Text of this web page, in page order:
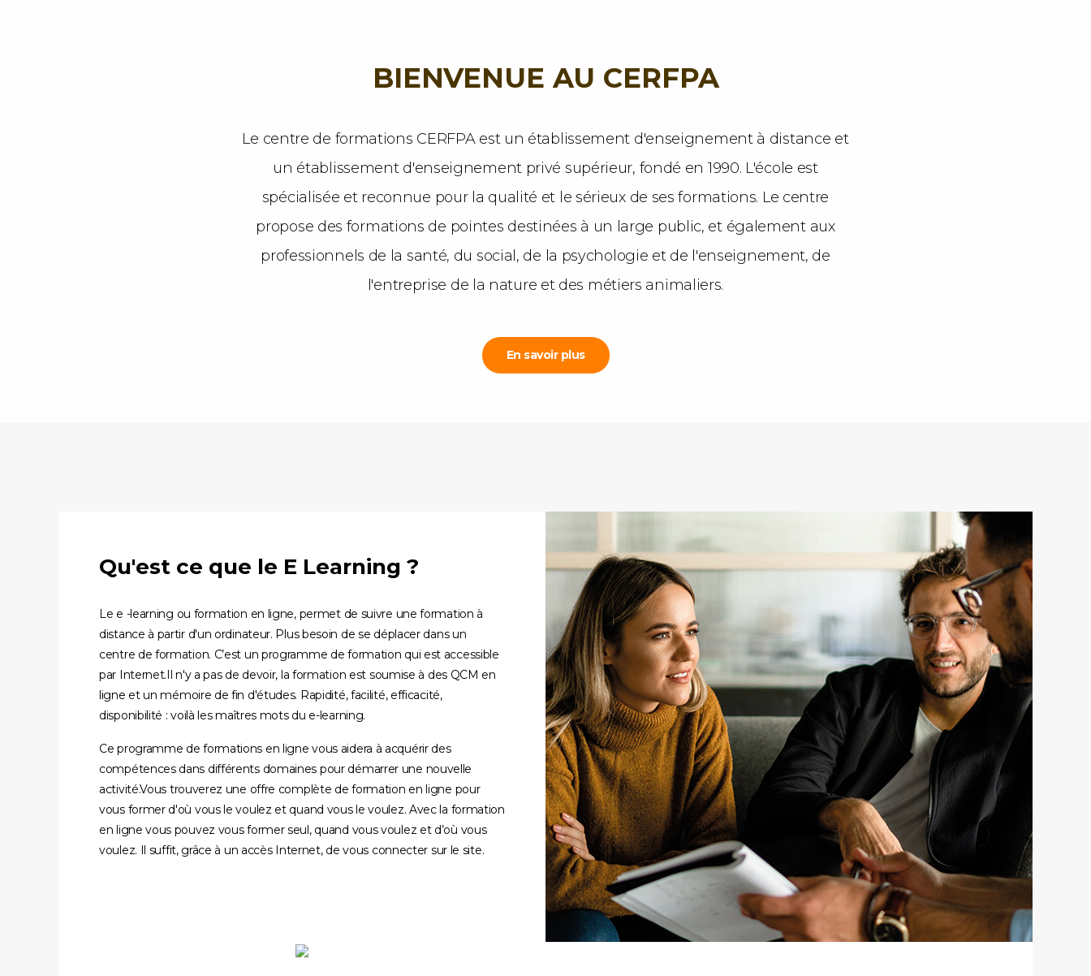
BIENVENUE AU CERFPA
Le centre de formations CERFPA est un établissement d'enseignement à distance et
un établissement d'enseignement privé supérieur, fondé en 1990. L'école est
spécialisée et reconnue pour la qualité et le sérieux de ses formations. Le centre
propose des formations de pointes destinées à un large public, et également aux
professionnels de la santé, du social, de la psychologie et de l'enseignement, de
l'entreprise de la nature et des métiers animaliers.
En savoir plus
Qu'est ce que le E Learning ?
Le e -learning ou formation en ligne, permet de suivre une formation à
distance à partir d'un ordinateur. Plus besoin de se déplacer dans un
centre de formation. C’est un programme de formation qui est accessible
par Internet.Il n'y a pas de devoir, la formation est soumise à des QCM en
ligne et un mémoire de fin d'études. Rapidité, facilité, efficacité,
disponibilité : voilà les maîtres mots du e-learning.
Ce programme de formations en ligne vous aidera à acquérir des
compétences dans différents domaines pour démarrer une nouvelle
activité.Vous trouverez une offre complète de formation en ligne pour
vous former d'où vous le voulez et quand vous le voulez. Avec la formation
en ligne vous pouvez vous former seul, quand vous voulez et d’où vous
voulez. Il suffit, grâce à un accès Internet, de vous connecter sur le site.